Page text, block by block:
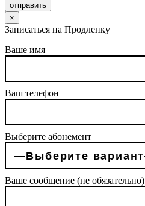
отправить
×
Записаться на Продленку
Ваше имя
Ваш телефон
Выберите абонемент
Ваше сообщение (не обязательно)